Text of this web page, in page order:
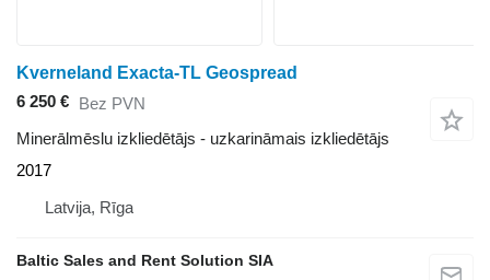
Kverneland Exacta-TL Geospread
6 250 € Bez PVN
Minerālmēslu izkliedētājs - uzkarināmais izkliedētājs
2017
Latvija, Rīga
Baltic Sales and Rent Solution SIA